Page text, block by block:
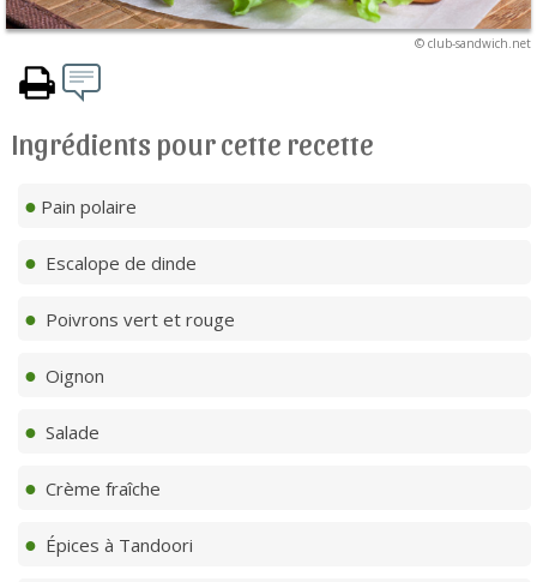
© club-sandwich.net
Ingrédients pour cette recette
Pain polaire
Escalope de dinde
Poivrons vert et rouge
Oignon
Salade
Crème fraîche
Épices à Tandoori